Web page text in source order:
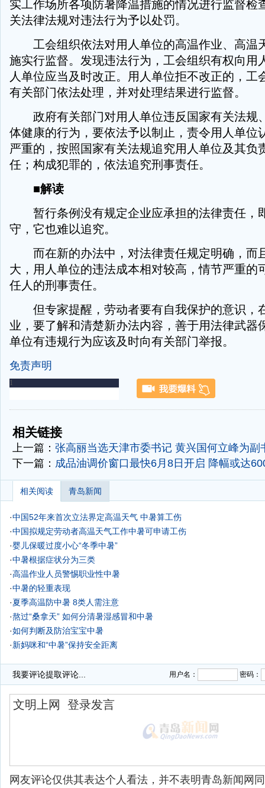
实工作场所各项防暑降温措施的情况进行监督检
关法律法规对违法行为予以处罚。
工会组织依法对用人单位的高温作业、高温
施实行监督。发现违法行为，工会组织有权向用
人单位应当及时改正。用人单位拒不改正的，工
有关部门依法处理，并对处理结果进行监督。
政府有关部门对用人单位违反国家有关法规
体健康的行为，要依法予以制止，责令用人单位
严重的，按照国家有关法规追究用人单位及其负
任；构成犯罪的，依法追究刑事责任。
■解读
暂行条例没有规定企业应承担的法律责任，
守，它也难以追究。
而在新的办法中，对法律责任规定明确，而
大，用人单位的违法成本相对较高，情节严重的
任人的刑事责任。
但专家提醒，劳动者要有自我保护的意识，
业，要了解和清楚新办法内容，善于用法律武器
单位有违规行为应该及时向有关部门举报。
免责声明
-
相关链接
上一篇： 张高丽当选天津市委书记 黄兴国何立峰为副
下一篇： 成品油调价窗口最快6月8日开启 降幅或达
相关阅读 青岛新闻
·中国52年来首次立法界定高温天气 中暑算工伤
·中国拟规定劳动者高温天气工作中暑可申请工伤
·婴儿保暖过度小心“冬季中暑”
·中暑根据症状分为三类
·高温作业人员警惕职业性中暑
·中暑的轻重表现
·夏季高温防中暑 8类人需注意
·熬过“桑拿天” 如何分清暑湿感冒和中暑
·如何判断及防治宝宝中暑
·新妈咪和“中暑”保持安全距离
我要评论提取评论... 用户名： 密码：
网友评论仅供其表达个人看法，并不表明青岛新闻网